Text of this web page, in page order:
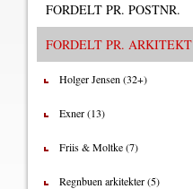
FORDELT PR. POSTNR.
FORDELT PR. ARKITEKT
Holger Jensen (32+)
Exner (13)
Friis & Moltke (7)
Regnbuen arkitekter (5)